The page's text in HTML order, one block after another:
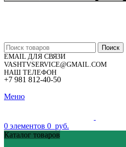
Поиск
EMAIL ДЛЯ СВЯЗИ
VASHTVSERVICE@GMAIL.COM
НАШ ТЕЛЕФОН
+7 981 812-40-50
Меню
0 элементов 0 руб.
Каталог товаров